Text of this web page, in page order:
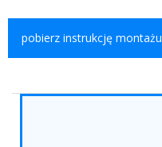
pobierz instrukcję montażu